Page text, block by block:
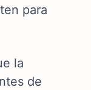
para
la
de